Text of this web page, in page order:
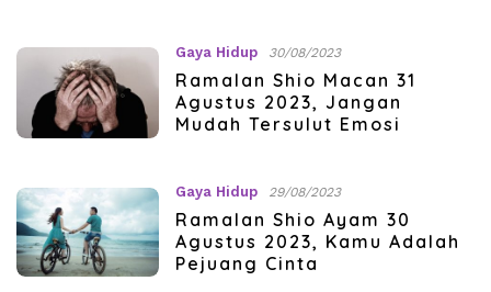
Gaya Hidup 30/08/2023
Ramalan Shio Macan 31
Agustus 2023, Jangan
Mudah Tersulut Emosi
Gaya Hidup 29/08/2023
Ramalan Shio Ayam 30
Agustus 2023, Kamu Adalah
Pejuang Cinta